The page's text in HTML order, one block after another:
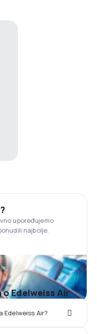
upoređujemo
najbolje.
Edelweiss Air
Edelweiss Air?